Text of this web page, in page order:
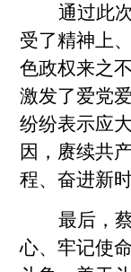
通过此
受了精神上
色政权来之
激发了爱党
纷纷表示应
因，赓续共
程、奋进新
最后，
心、牢记使